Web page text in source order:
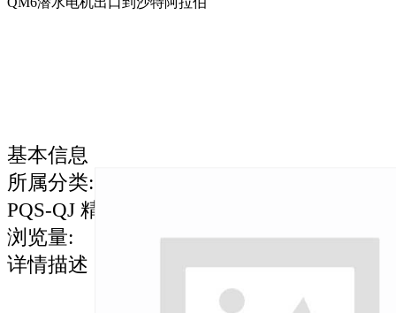
基本信息
所属分类:
PQS-QJ 精铸不锈钢泵
浏览量:
详情描述